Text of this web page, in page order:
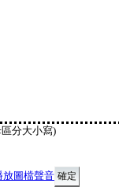
分大小寫)
放圖檔聲音